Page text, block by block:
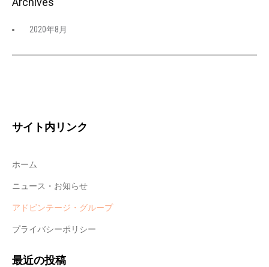
2020年8月
サイト内リンク
ホーム
ニュース・お知らせ
アドビンテージ・グループ
プライバシーポリシー
最近の投稿